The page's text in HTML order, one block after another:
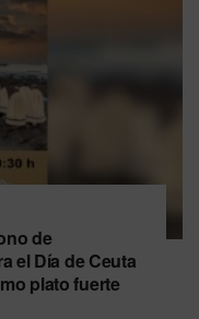
de
el Día de Ceuta
plato fuerte